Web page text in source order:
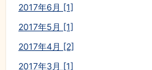
2017年6月 [1]
2017年5月 [1]
2017年4月 [2]
2017年3月 [1]